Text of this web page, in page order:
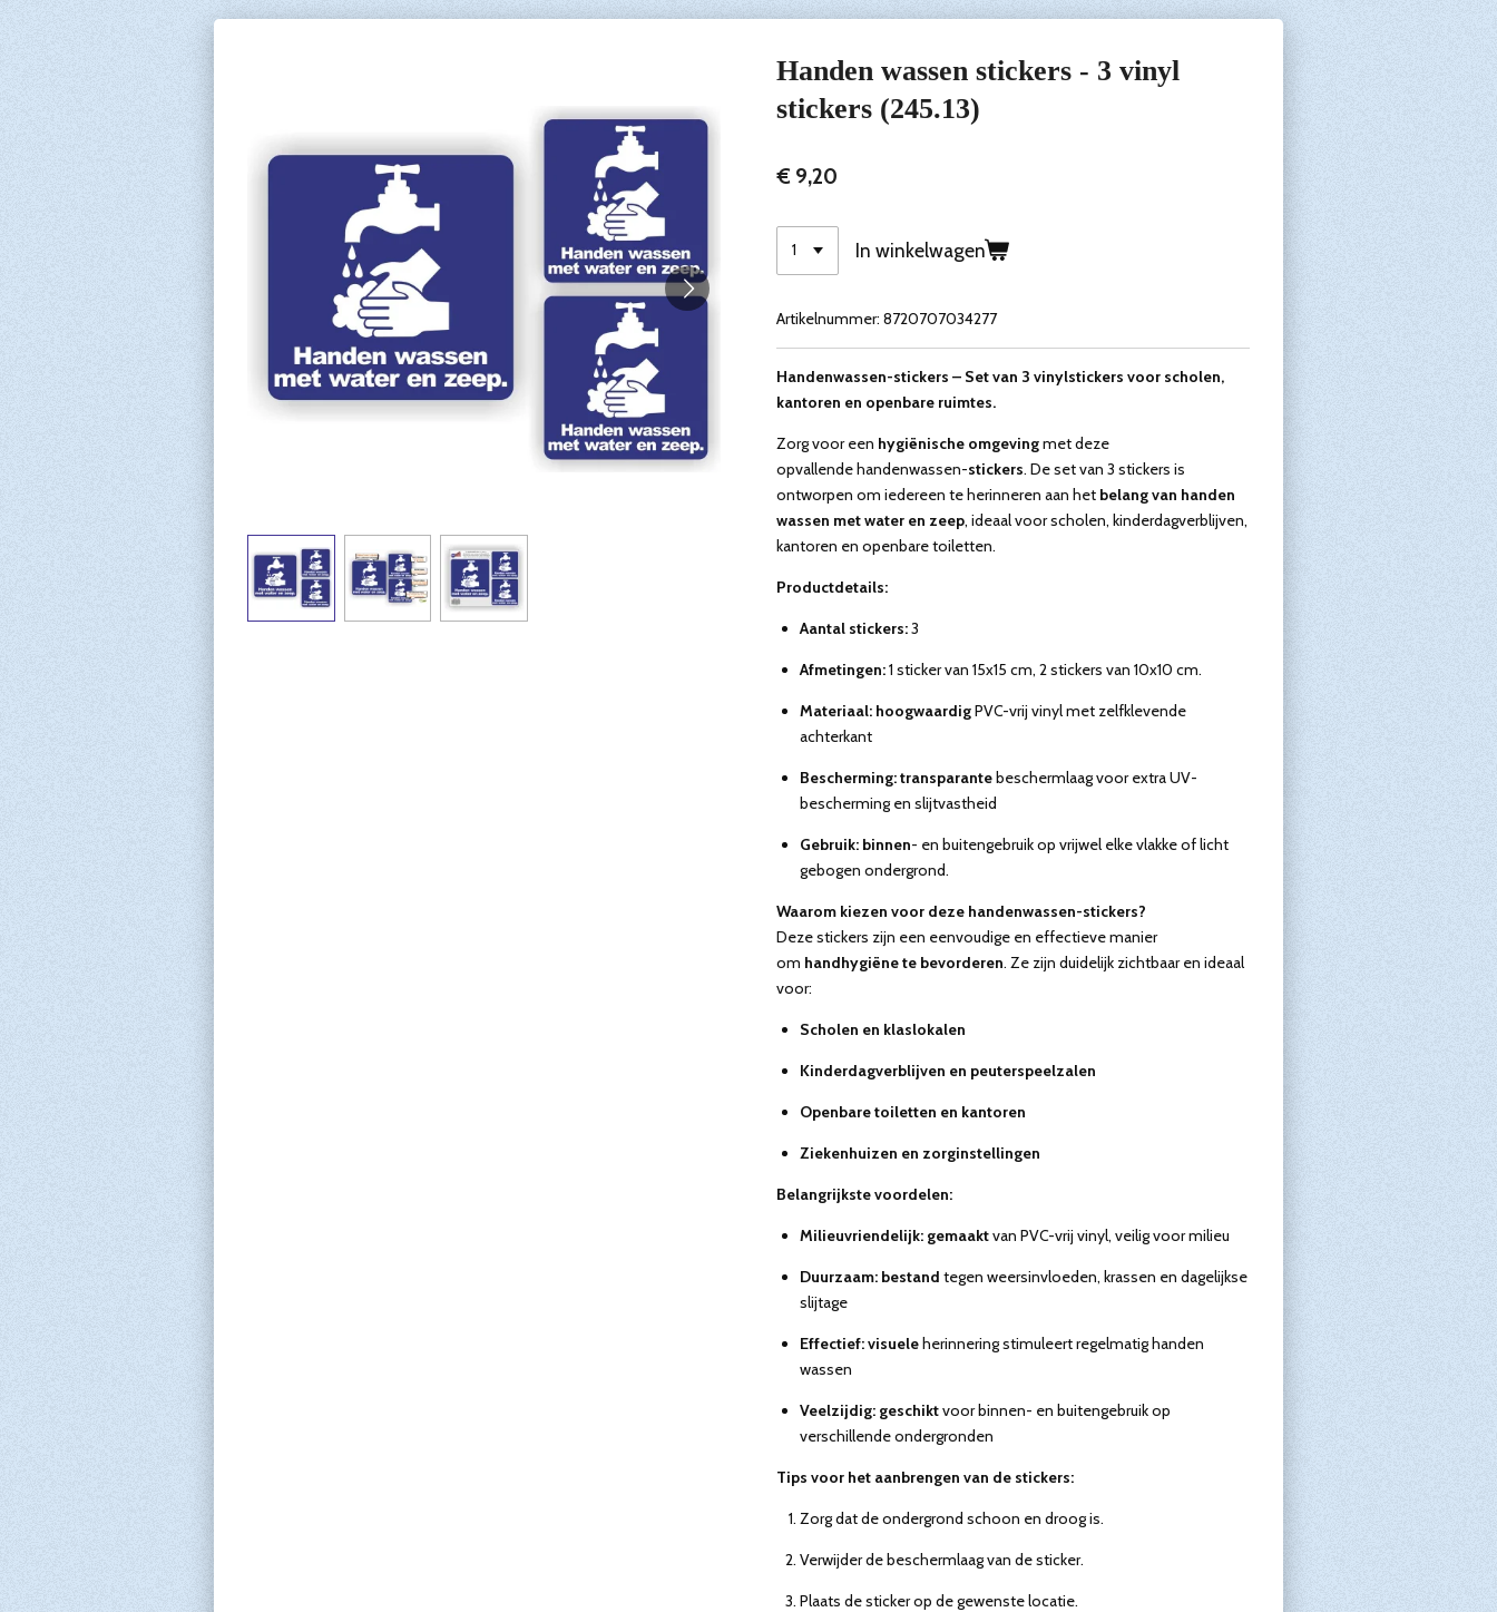
Handen wassen stickers - 3 vinyl
stickers (245.13)
€ 9,20
In winkelwagen
Artikelnummer: 8720707034277
Handenwassen-stickers – Set van 3 vinylstickers voor scholen,
kantoren en openbare ruimtes.
Zorg voor een hygiënische omgevingmet deze
opvallende handenwassen-stickers. De set van 3 stickers is
ontworpen om iedereen te herinneren aan het belang van handen
wassen met water en zeep, ideaal voor scholen, kinderdagverblijven,
kantoren en openbare toiletten.
Productdetails:
Aantal stickers:3
Afmetingen:1 sticker van 15x15 cm, 2 stickers van 10x10 cm.
Materiaal: hoogwaardigPVC-vrij vinyl met zelfklevende
achterkant
Bescherming: transparantebeschermlaag voor extra UV-
bescherming en slijtvastheid
Gebruik: binnen- en buitengebruik op vrijwel elke vlakke of licht
gebogen ondergrond.
Waarom kiezen voor deze handenwassen-stickers?
Deze stickers zijn een eenvoudige en effectieve manier
om handhygiëne te bevorderen. Ze zijn duidelijk zichtbaar en ideaal
voor:
Scholen en klaslokalen
Kinderdagverblijven en peuterspeelzalen
Openbare toiletten en kantoren
Ziekenhuizen en zorginstellingen
Belangrijkste voordelen:
Milieuvriendelijk: gemaaktvan PVC-vrij vinyl, veilig voor milieu
Duurzaam: bestand tegen weersinvloeden, krassen en dagelijkse
slijtage
Effectief: visueleherinnering stimuleert regelmatig handen
wassen
Veelzijdig: geschiktvoor binnen- en buitengebruik op
verschillende ondergronden
Tips voor het aanbrengen van de stickers:
Zorg dat de ondergrond schoon en droog is.
Verwijder de beschermlaag van de sticker.
Plaats de sticker op de gewenste locatie.